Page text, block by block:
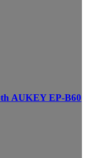
AUKEY EP-B60